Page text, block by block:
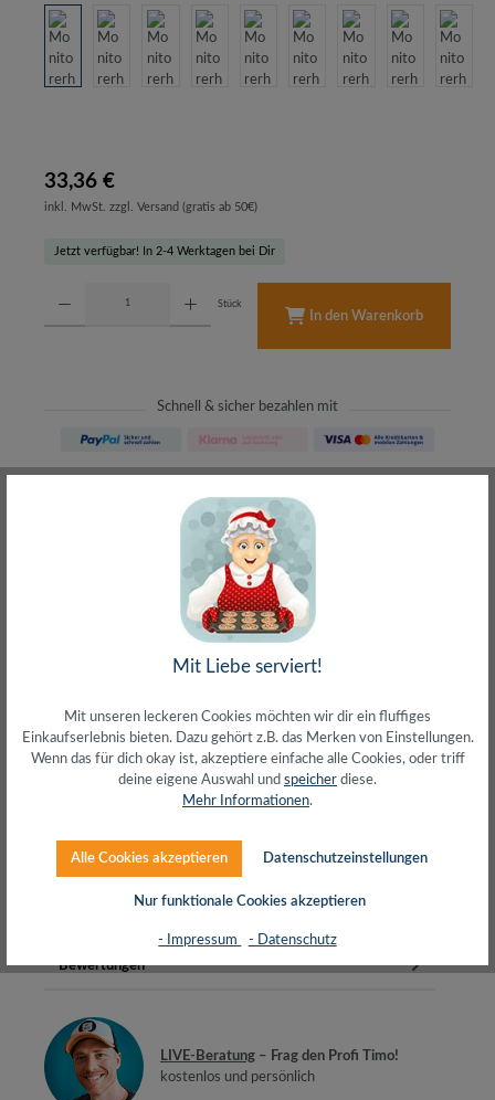
33,36 €
inkl. MwSt. zzgl. Versand (gratis ab 50€)
Jetzt verfügbar! In 2-4 Werktagen bei Dir
Stück
In den Warenkorb
Schnell & sicher bezahlen mit
meist direkt aus Waiblingen
30 Tage Rückgaberecht
ohne Risiko bestellen
– Frag den Profi!
kostenlos und persönlich
Über 20+ Jahre Erfahrung
wir wissen von was wir sprechen
komfortablere Betrachtung…
Bewertungen
LIVE-Beratung – Frag den Profi Timo!
kostenlos und persönlich
Mit Liebe serviert!
Mit unseren leckeren Cookies möchten wir dir ein fluffiges
Einkaufserlebnis bieten. Dazu gehört z.B. das Merken von Einstellungen.
Wenn das für dich okay ist, akzeptiere einfache alle Cookies, oder triff
deine eigene Auswahl und speicher diese.
Mehr Informationen.
Alle Cookies akzeptieren Datenschutzeinstellungen
Nur funktionale Cookies akzeptieren
- Impressum - Datenschutz